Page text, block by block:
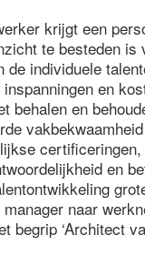
krijgt een
te besteden is
de individuele
en
behalen en
en
naar
begrip ‘Architect